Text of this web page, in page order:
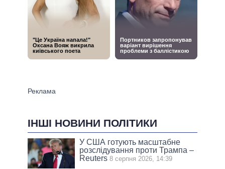
ІНШІ НОВИНИ ПОЛІТИКИ
У США готують масштабне
розслідування проти Трампа –
Reuters 8 серпня 2026, 14:39